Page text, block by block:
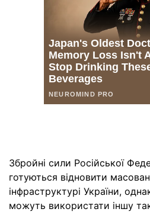
Збройні сили Російської
готуються відновити
інфраструктурі України,
можуть використати іншу